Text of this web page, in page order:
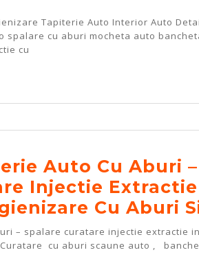
Tapiterie Auto Interior Auto
spalare cu aburi mocheta auto
cu
Auto Cu Aburi –
Injectie Extractie
Cu Aburi
– spalare curatare injectie extractie
cu aburi scaune auto ,